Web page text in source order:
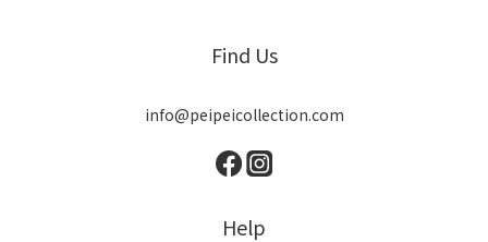
Find Us
info@peipeicollection.com
Help